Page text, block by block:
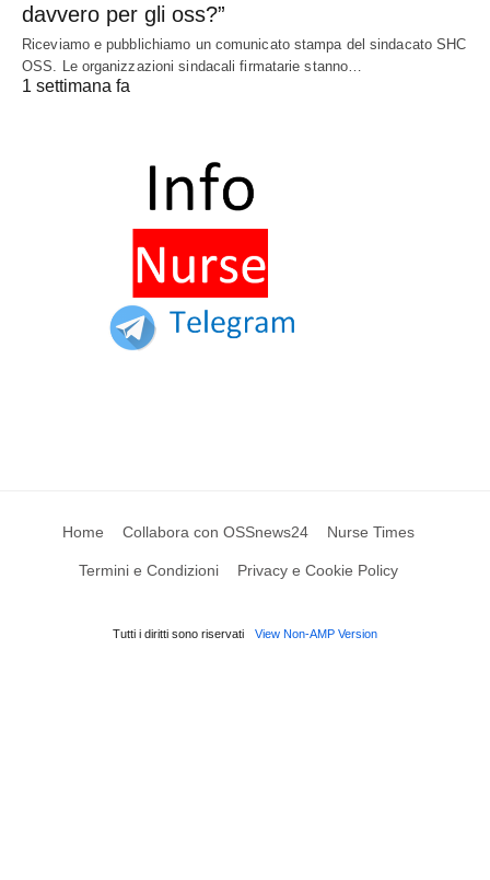
davvero per gli oss?”
Riceviamo e pubblichiamo un comunicato stampa del sindacato SHC
OSS. Le organizzazioni sindacali firmatarie stanno…
1 settimana fa
Home Collabora con OSSnews24 Nurse Times
Termini e Condizioni Privacy e Cookie Policy
Tutti i diritti sono riservati View Non-AMP Version